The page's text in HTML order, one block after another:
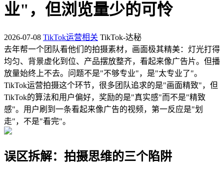
业"，但浏览量少的可怜
2026-07-08 TikTok运营相关 TikTok-达秘
去年帮一个团队看他们的拍摄素材，画面极其精美：灯光打得
均匀、背景虚化到位、产品摆放整齐，看起来像广告片。但播
放量始终上不去。问题不是"不够专业"，是"太专业了"。
TikTok运营拍摄这个环节，很多团队追求的是"画面精致"，但
TikTok的算法和用户偏好，奖励的是"真实感"而不是"精致
感"。用户刷到一条看起来像广告的视频，第一反应是"划
走"，不是"看完"。
误区拆解：拍摄思维的三个陷阱